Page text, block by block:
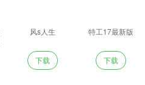
风s人生
下载
特工17最新版
下载